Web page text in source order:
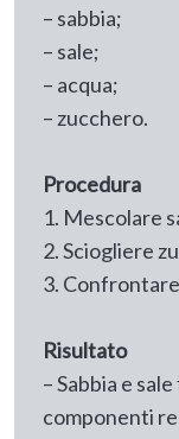
– sabbia;
– sale;
– acqua;
– zucchero.
Procedura
1. Mescolare
2. Sciogliere
3.
Risultato
– Sabbia e
componenti